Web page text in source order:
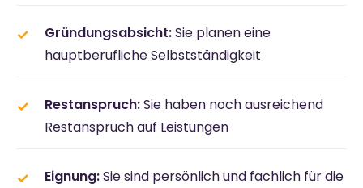
Gründungsabsicht:Sie planen eine
hauptberufliche Selbstständigkeit
Restanspruch:Sie haben noch ausreichend
Restanspruch auf Leistungen
Eignung:Sie sind persönlich und fachlich für die